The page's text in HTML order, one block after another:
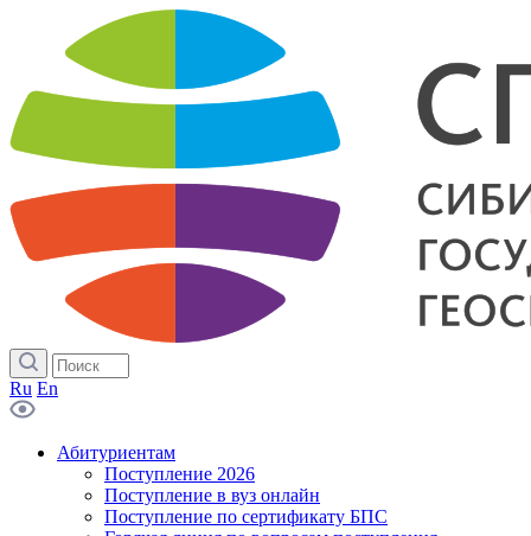
Ru En
Абитуриентам
Поступление 2026
Поступление в вуз онлайн
Поступление по сертификату БПС